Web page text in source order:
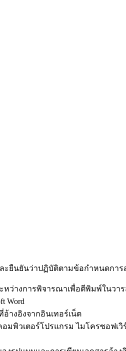
ยืนยันว่าปฏิบัติตามข้อกำหนดกา
หว่างการพิจารณาเพื่อตีพิมพ์ในว
Word
อ้างอิงจากอินเทอร์เน็ต
พิวเตอร์โปรแกรม ไมโครซอฟเ